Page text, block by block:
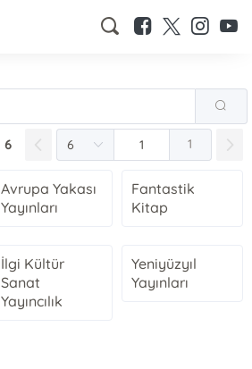
6 1
Avrupa Yakası
Yayınları
Fantastik
Kitap
İlgi Kültür
Sanat
Yayıncılık
Yeniyüzyıl
Yayınları